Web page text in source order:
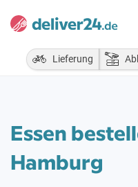
Lieferung
Essen
Hamburg